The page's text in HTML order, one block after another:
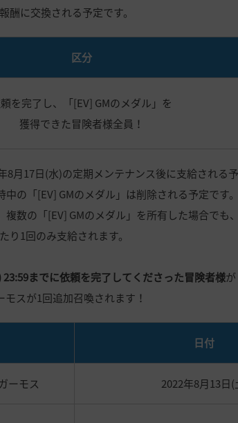
酬に交換される予定です。
区分
を完了し、 「[EV] GMのメダル 」を
獲得できた冒険者様全員 ！
8月17日(水)の定期メンテナンス後に支給される予
の「[EV] GMのメダル」は削除される予定です。
数の「[EV] GMのメダル」を所有した場合でも、
り1回のみ支給されます。
23:59までに依頼を完了してくださった冒険者様が
モスが1回追加召喚されます！
日付
ーモス 2022年8月13日(